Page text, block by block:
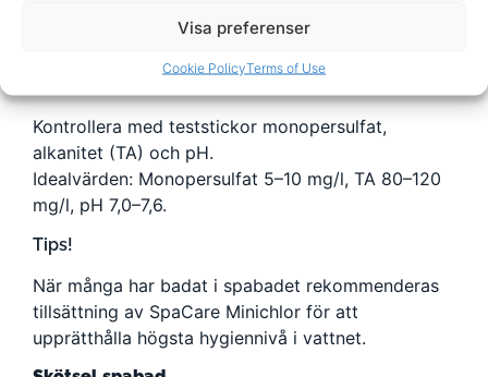
Visa preferenser
Cookie PolicyTerms of Use
dagar så måste du tillsätta 30 ml SpaCare Active
Oxygen Granular per 1000 liter efter badningen
Kontrollera med teststickor monopersulfat,
alkanitet (TA) och pH.
Idealvärden: Monopersulfat 5–10 mg/l, TA 80–120
mg/l, pH 7,0–7,6.
Tips!
När många har badat i spabadet rekommenderas
tillsättning av SpaCare Minichlor för att
upprätthålla högsta hygiennivå i vattnet.